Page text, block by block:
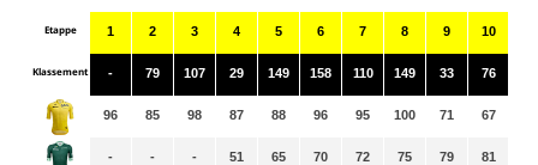
Etappe
Klassement
1
-
96
-
2
79
85
-
3
107
98
-
4
29
87
51
5
149
88
65
6
158
96
70
7
110
95
72
8
149
100
75
9
33
71
79
10
76
67
81